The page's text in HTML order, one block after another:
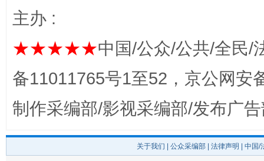
东山县通报“牛蛙产品抗生素超标问题” 法
主办 :
★★★★★中国/公众/公共/全民/
备11011765号1至52，京公网安
制作采编部/影视采编部/发布广
关于我们 公众采编部 法律声明 | 中国